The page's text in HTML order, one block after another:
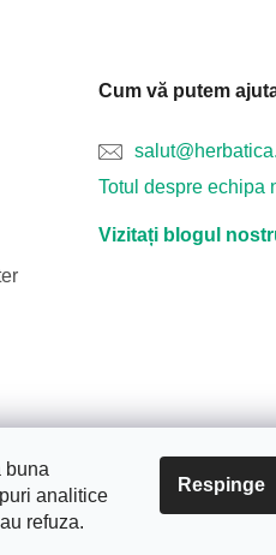
buna
analitice
refuza.
Respinge
Cum vă putem
Totul despre echipa
Vizitați blogul